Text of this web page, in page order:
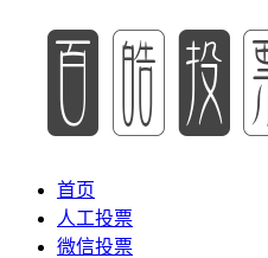
首页
人工投票
微信投票